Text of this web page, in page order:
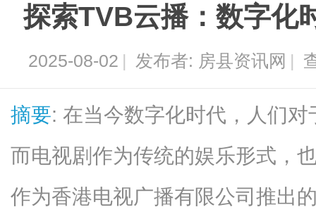
›
探索TVB云播：数字化
2025-08-02 | 发布者: 房县资讯网 |
摘要: 在当今数字化时代，人们
而电视剧作为传统的娱乐形式，
作为香港电视广播有限公司推出